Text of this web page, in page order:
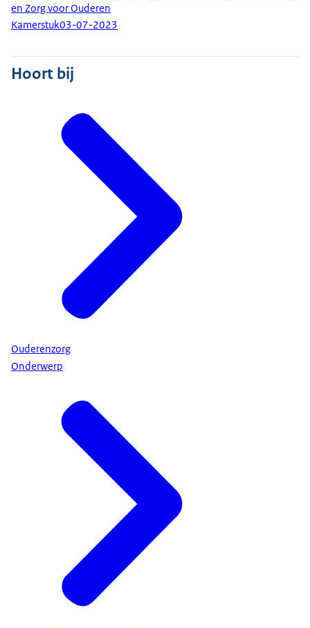
en Zorg voor Ouderen
Kamerstuk03-07-2023
Hoort bij
Ouderenzorg
Onderwerp